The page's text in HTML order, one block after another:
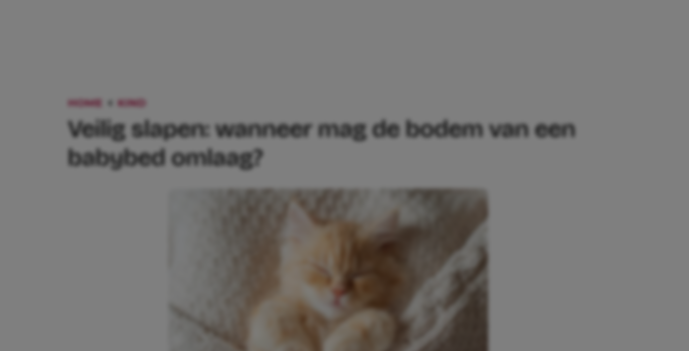
HOME KIND
Veilig slapen: wanneer mag de bodem van een
babybed omlaag?